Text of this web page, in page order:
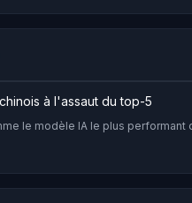
à l'assaut du top-5
le modèle IA le plus